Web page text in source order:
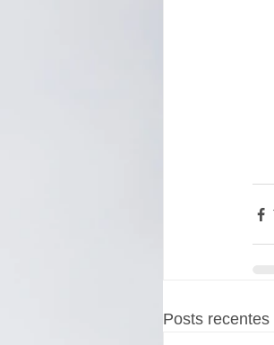
Posts recentes